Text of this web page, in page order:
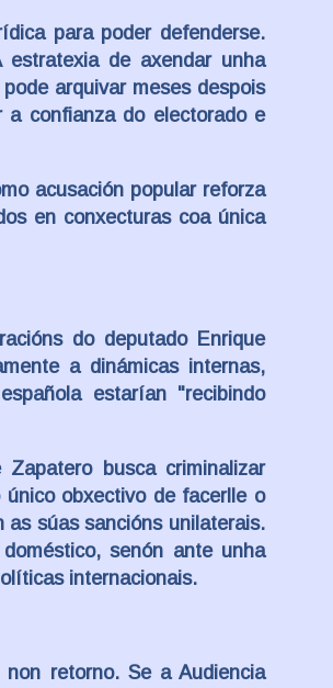
para poder defenderse.
estratexia de axendar unha
arquivar meses despois
confianza do electorado e
acusación popular reforza
en conxecturas coa única
do deputado Enrique
a dinámicas internas,
estarían "recibindo
busca criminalizar
obxectivo de facerlle o
as súas sancións unilaterais.
senón ante unha
internacionais.
retorno. Se a Audiencia